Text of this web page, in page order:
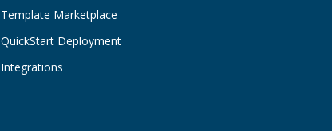
Template Marketplace
QuickStart Deployment
Integrations